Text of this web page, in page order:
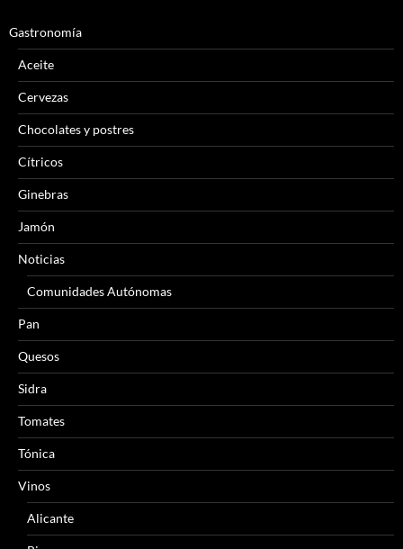
Gastronomía
Aceite
Cervezas
Chocolates y postres
Cítricos
Ginebras
Jamón
Noticias
Comunidades Autónomas
Pan
Quesos
Sidra
Tomates
Tónica
Vinos
Alicante